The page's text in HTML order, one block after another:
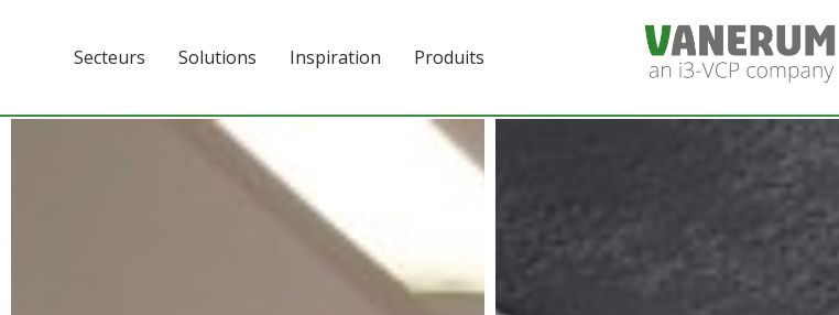
Secteurs Solutions Inspiration Produits